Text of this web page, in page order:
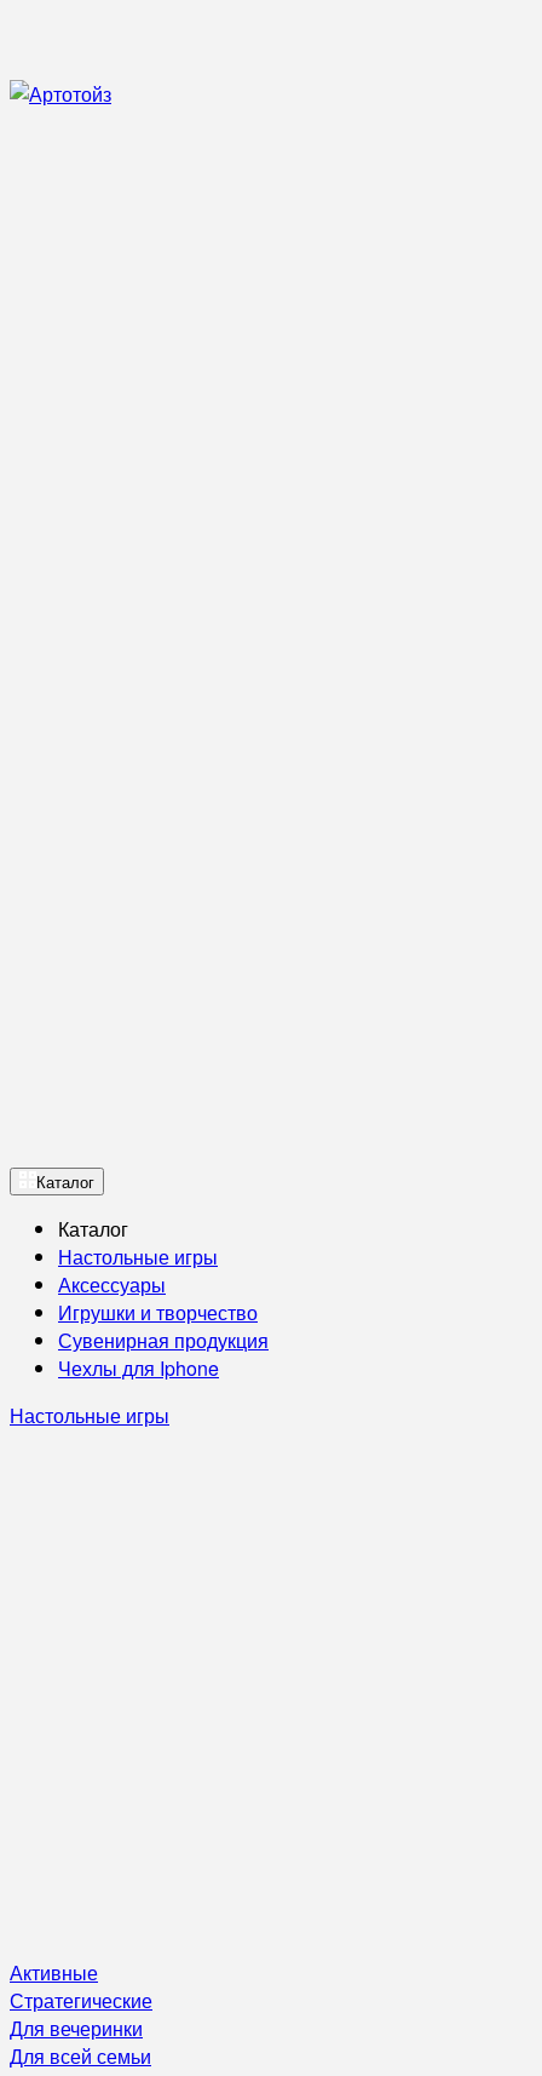
Каталог
Каталог
Настольные игры
Аксессуары
Игрушки и творчество
Сувенирная продукция
Чехлы для Iphone
Настольные игры
Активные
Стратегические
Для вечеринки
Для всей семьи